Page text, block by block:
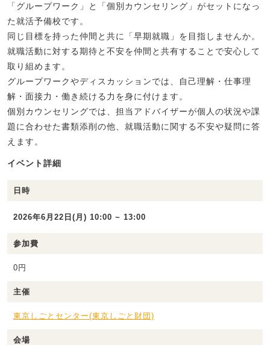
「グループワーク」と「個別カウンセリング」がセットになっ
た就活予備校です。
同じ目標を持った仲間と共に「早期就職」を目指しませんか。
就職活動に対する期待と不安を仲間と共有することで安心して
取り組めます。
グループワークやディスカッションでは、自己理解・仕事理
解・面接力・働き続ける力を身に付けます。
個別カウンセリングでは、担当アドバイザーが個人の状況や課
題に合わせた書類添削の他、就職活動に関する不安や疑問に答
えます。
イベント詳細
日時
2026年6月22日(月) 10:00 ~ 13:00
参加費
0円
主催
東京しごとセンター(東京しごと財団)
会場